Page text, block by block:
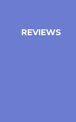
REVIEWS